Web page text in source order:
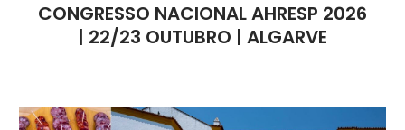
CONGRESSO NACIONAL AHRESP 2026
| 22/23 OUTUBRO | ALGARVE